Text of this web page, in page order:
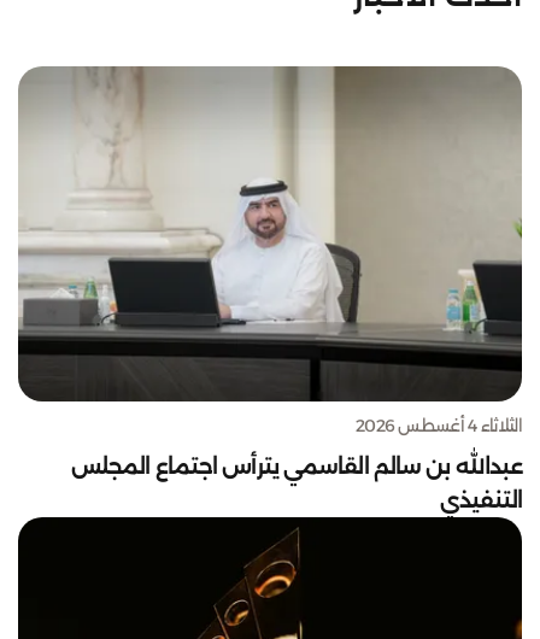
الثلاثاء 4 أغسطس 2026
عبدالله بن سالم القاسمي يترأس اجتماع المجلس
التنفيذي